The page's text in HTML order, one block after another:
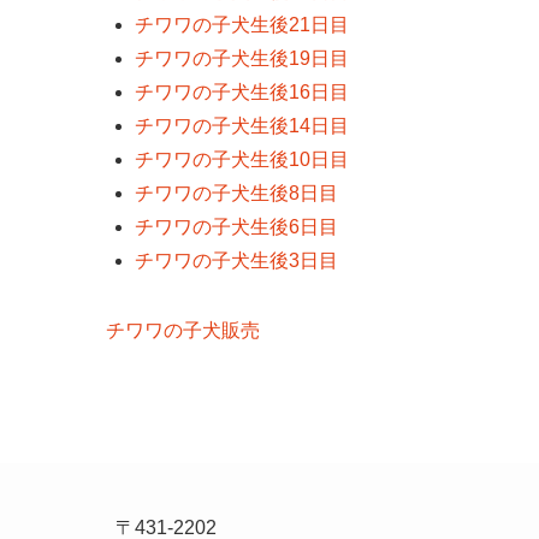
チワワの子犬生後21日目
チワワの子犬生後19日目
チワワの子犬生後16日目
チワワの子犬生後14日目
チワワの子犬生後10日目
チワワの子犬生後8日目
チワワの子犬生後6日目
チワワの子犬生後3日目
チワワの子犬販売
〒431-2202